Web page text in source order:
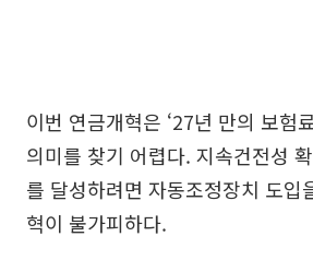
이번 연금개혁은 ‘27년 만의 보험
의미를 찾기 어렵다. 지속건전성
를 달성하려면 자동조정장치 도입
혁이 불가피하다.